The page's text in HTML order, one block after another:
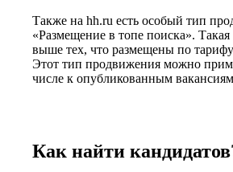
Также на hh.ru есть особый тип
«Размещение в топе поиска». Такая
выше тех, что размещены по
Этот тип продвижения можно
числе к опубликованным
Как найти